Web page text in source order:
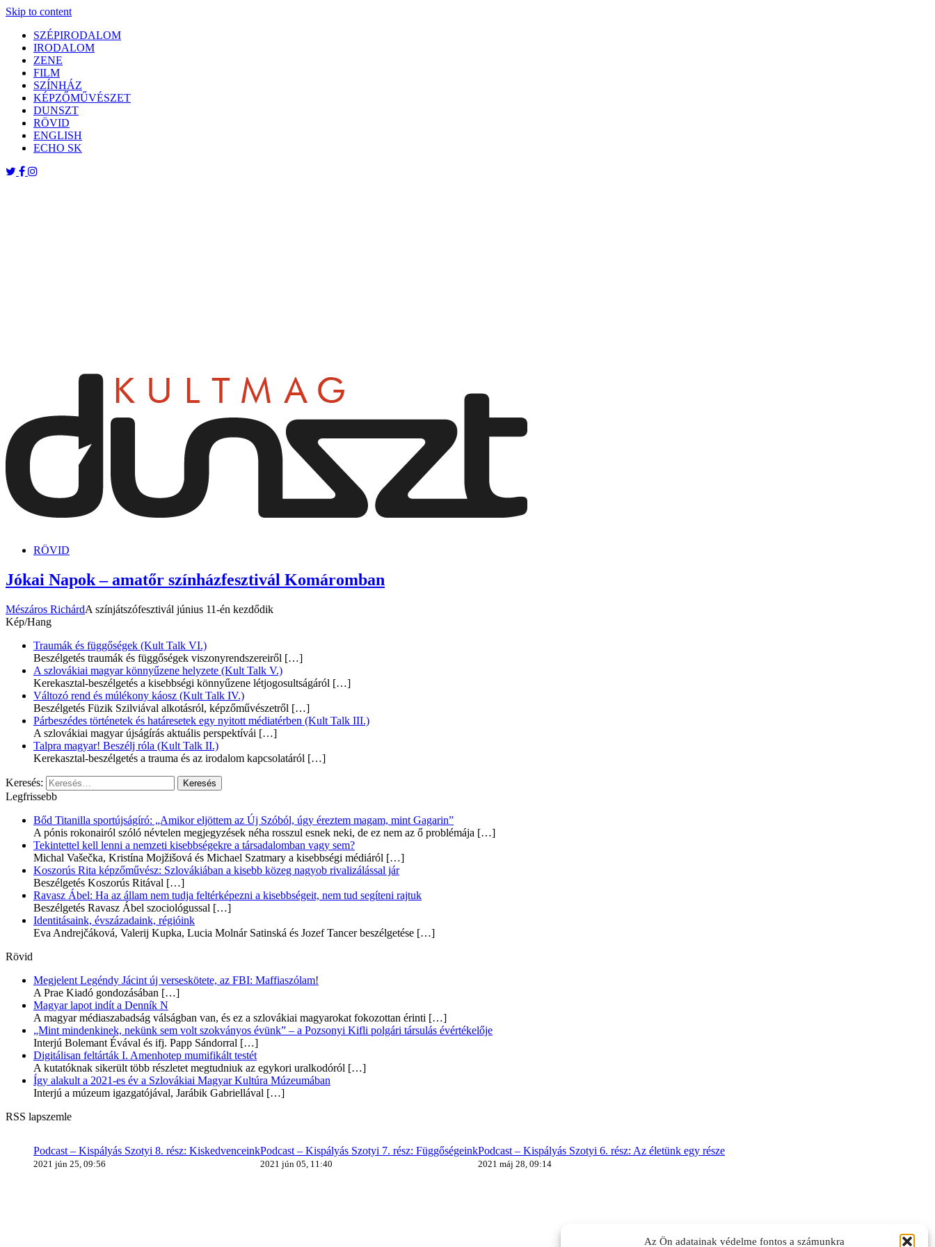
Az Ön adatainak védelme fontos a számunkra
Skip to content
SZÉPIRODALOM
IRODALOM
ZENE
FILM
SZÍNHÁZ
KÉPZŐMŰVÉSZET
DUNSZT
RÖVID
ENGLISH
ECHO SK
RÖVID
Jókai Napok – amatőr színházfesztivál Komáromban
Mészáros RichárdA színjátszófesztivál június 11-én kezdődik
Kép/Hang
Traumák és függőségek (Kult Talk VI.)
Beszélgetés traumák és függőségek viszonyrendszereiről […]
A szlovákiai magyar könnyűzene helyzete (Kult Talk V.)
Kerekasztal-beszélgetés a kisebbségi könnyűzene létjogosultságáról […]
Változó rend és múlékony káosz (Kult Talk IV.)
Beszélgetés Füzik Szilviával alkotásról, képzőművészetről […]
Párbeszédes történetek és határesetek egy nyitott médiatérben (Kult Talk III.)
A szlovákiai magyar újságírás aktuális perspektívái […]
Talpra magyar! Beszélj róla (Kult Talk II.)
Kerekasztal-beszélgetés a trauma és az irodalom kapcsolatáról […]
Keresés:
Legfrissebb
Bőd Titanilla sportújságíró: „Amikor eljöttem az Új Szóból, úgy éreztem magam, mint Gagarin”
A pónis rokonairól szóló névtelen megjegyzések néha rosszul esnek neki, de ez nem az ő problémája […]
Tekintettel kell lenni a nemzeti kisebbségekre a társadalomban vagy sem?
Michal Vašečka, Kristína Mojžišová és Michael Szatmary a kisebbségi médiáról […]
Koszorús Rita képzőművész: Szlovákiában a kisebb közeg nagyob rivalizálással jár
Beszélgetés Koszorús Ritával […]
Ravasz Ábel: Ha az állam nem tudja feltérképezni a kisebbségeit, nem tud segíteni rajtuk
Beszélgetés Ravasz Ábel szociológussal […]
Identitásaink, évszázadaink, régióink
Eva Andrejčáková, Valerij Kupka, Lucia Molnár Satinská és Jozef Tancer beszélgetése […]
Rövid
Megjelent Legéndy Jácint új verseskötete, az FBI: Maffiaszólam!
A Prae Kiadó gondozásában […]
Magyar lapot indít a Denník N
A magyar médiaszabadság válságban van, és ez a szlovákiai magyarokat fokozottan érinti […]
„Mint mindenkinek, nekünk sem volt szokványos évünk” – a Pozsonyi Kifli polgári társulás évértékelője
Interjú Bolemant Évával és ifj. Papp Sándorral […]
Digitálisan feltárták I. Amenhotep mumifikált testét
A kutatóknak sikerült több részletet megtudniuk az egykori uralkodóról […]
Így alakult a 2021-es év a Szlovákiai Magyar Kultúra Múzeumában
Interjú a múzeum igazgatójával, Jarábik Gabriellával […]
RSS lapszemle
Podcast – Kispályás Szotyi 8. rész: Kiskedvenceink
2021 jún 25, 09:56
Podcast – Kispályás Szotyi 7. rész: Függőségeink
2021 jún 05, 11:40
Podcast – Kispályás Szotyi 6. rész: Az életünk egy része
2021 máj 28, 09:14